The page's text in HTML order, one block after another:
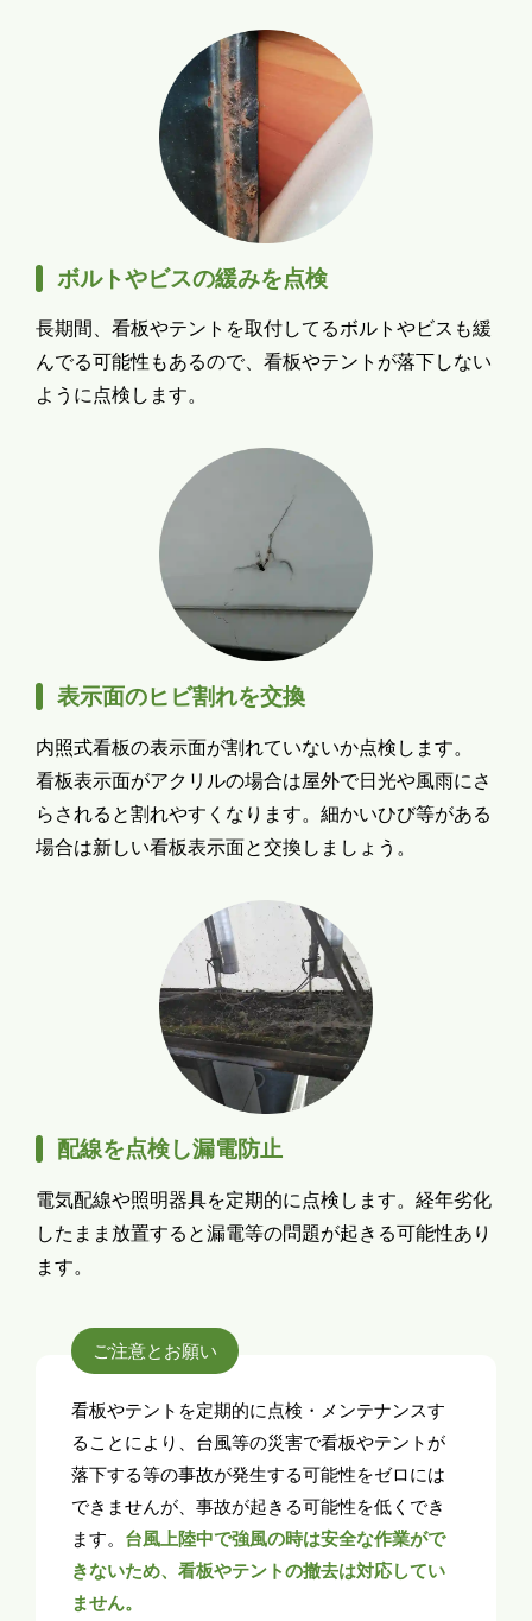
ボルトやビスの緩みを点検
長期間、看板やテントを取付してるボルトやビスも緩
んでる可能性もあるので、看板やテントが落下しない
ように点検します。
表示面のヒビ割れを交換
内照式看板の表示面が割れていないか点検します。
看板表示面がアクリルの場合は屋外で日光や風雨にさ
らされると割れやすくなります。細かいひび等がある
場合は新しい看板表示面と交換しましょう。
配線を点検し漏電防止
電気配線や照明器具を定期的に点検します。経年劣化
したまま放置すると漏電等の問題が起きる可能性あり
ます。
ご注意とお願い
看板やテントを定期的に点検・メンテナンスす
ることにより、台風等の災害で看板やテントが
落下する等の事故が発生する可能性をゼロには
できませんが、事故が起きる可能性を低くでき
ます。 台風上陸中で強風の時は安全な作業がで
きないため、看板やテントの撤去は対応してい
ません。